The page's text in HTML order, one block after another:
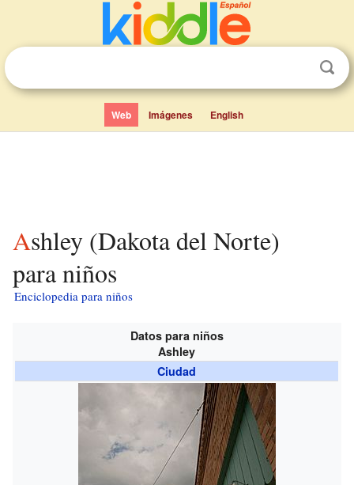
Web Imágenes English
Ashley (Dakota del Norte)
para niños
Enciclopedia para niños
Datos para niños
Ashley
Ciudad